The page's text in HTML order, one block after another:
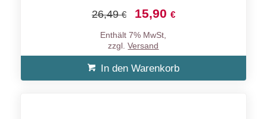
26,49€
Ursprünglicher
war:
26,49 €
15,90 €Aktueller
15,90 €.
Enthält 7% MwSt,
zzgl.Versand
In den Warenkorb